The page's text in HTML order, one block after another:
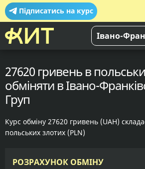
Підписатись на курс
Івано-
27620 гривень в
обміняти в Івано-
Груп
Курс обміну 27620 гривень (UAH)
польських злотих (PLN)
РОЗРАХУНОК ОБМІНУ